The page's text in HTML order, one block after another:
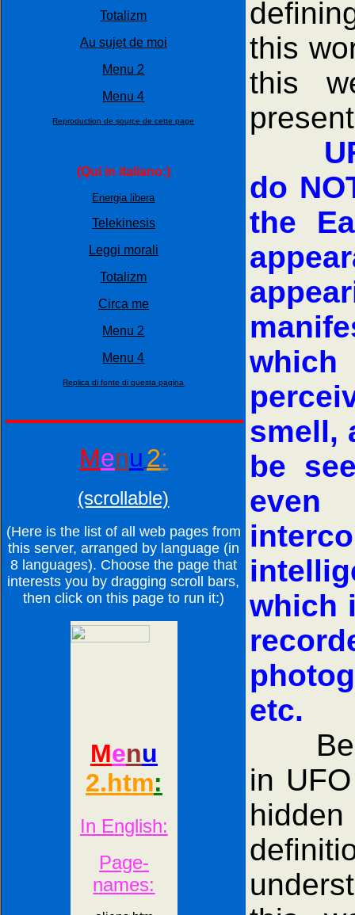
Totalizm
Au sujet de moi
Menu 2
Menu 4
Reproduction de source de cette page
(Qui in italiano:)
Energia libera
Telekinesis
Leggi morali
Totalizm
Circa me
Menu 2
Menu 4
Replica di fonte di questa pagina
Menu2:
(scrollable)
(Here is the list of all web pages from
this server, arranged by language (in
8 languages). Choose the page that
interests you by dragging scroll bars,
then click on this page to run it:)
this
this
do
the
which
smell,
be
which
etc.
in